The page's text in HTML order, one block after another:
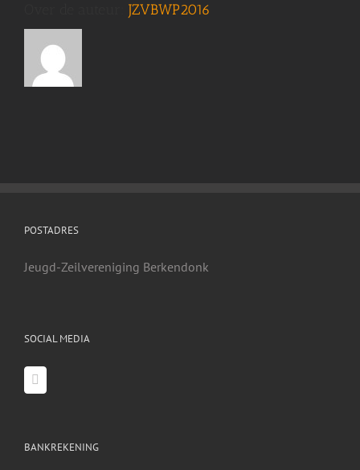
JZVBWP2016
POSTADRES
Jeugd-Zeilvereniging Berkendonk
SOCIAL MEDIA
BANKREKENING